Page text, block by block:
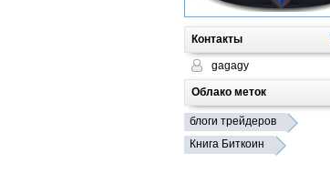
Контакты
gagagy
Облако меток
блоги трейдеров
Книга Биткоин